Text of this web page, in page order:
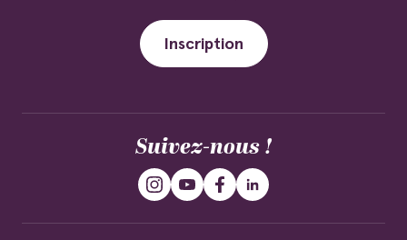
Inscription
Suivez-nous !